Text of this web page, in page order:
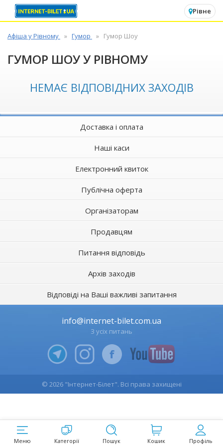
Рівне
Афіша у Рівному Гумор Гумор Шоу
ГУМОР ШОУ У РІВНОМУ
НЕМАЄ ВІДПОВІДНИХ ЗАХОДІВ
Доставка і оплата
Наші каси
Електронний квиток
Публічна оферта
Організаторам
Продавцям
Питання відповідь
Архів заходів
Відповіді на Ваші важливі запитання
info@internet-bilet.com.ua
З усіх питань
© 2026 "Інтернет-Білет". Всі права захищені
Меню Категорії Пошук Кошик Профіль